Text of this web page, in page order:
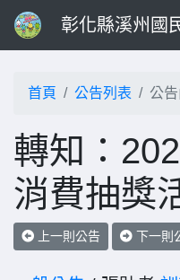
彰化縣溪州國
首頁 公告列表 公
轉知：
消費抽獎
上一則公告 下一則